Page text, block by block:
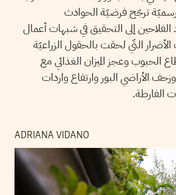
رسميّة ترجّح فرضيّة الحوادث
إلى التحقيق في شبهات أعمال
التّي لحقت بالحقول الزراعيّة
الحبوب وعجز الميزان الغذائي مع
الأراضي البور وارتفاع واردات
الفارطة.
ADRIANA VIDANO